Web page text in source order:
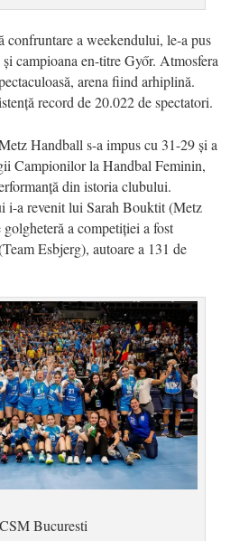
confruntare a weekendului, le-a pus
campioana en-titre Győr. Atmosfera
arena fiind arhiplină.
record de 20.022 de spectatori.
Handball s-a impus cu 31-29 și a
Campionilor la Handbal Feminin,
din istoria clubului.
i-a revenit lui Sarah Bouktit (Metz
a competiției a fost
Esbjerg), autoare a 131 de
Bucuresti